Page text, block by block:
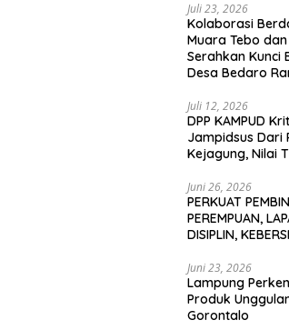
Juli 23, 2026
Kolaborasi
Muara Tebo
Serahkan Kunci
Desa Bedaro
Juli 12, 2026
DPP KAMPUD
Jampidsus Dari
Kejagung, Nilai
Juni 26, 2026
PERKUAT
PEREMPUAN,
DISIPLIN,
Juni 23, 2026
Lampung
Produk
Gorontalo